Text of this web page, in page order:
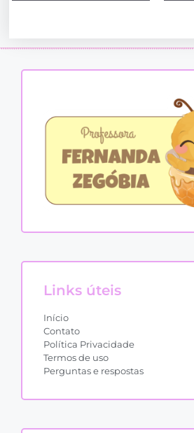
Links úteis
Início
Contato
Política Privacidade
Termos de uso
Perguntas e respostas